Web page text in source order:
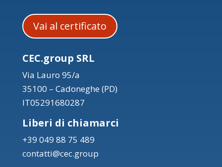
Vai al certificato
CEC.group SRL
Via Lauro 95/a
35100 – Cadoneghe (PD)
IT05291680287
Liberi di chiamarci
+39 049 88 75 489
contatti@cec.group